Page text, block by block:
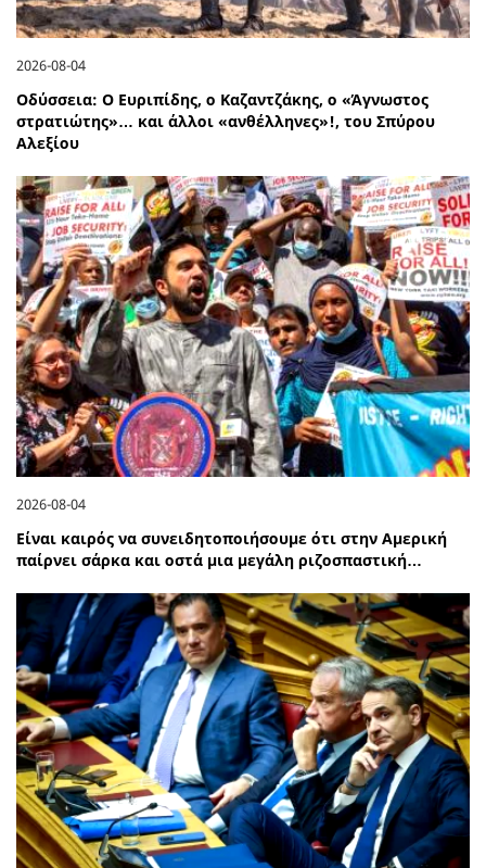
2026-08-04
Οδύσσεια: Ο Ευριπίδης, ο Καζαντζάκης, ο «Άγνωστος
στρατιώτης»… και άλλοι «ανθέλληνες»!, του Σπύρου
Αλεξίου
2026-08-04
Είναι καιρός να συνειδητοποιήσουμε ότι στην Αμερική
παίρνει σάρκα και οστά μια μεγάλη ριζοσπαστική…